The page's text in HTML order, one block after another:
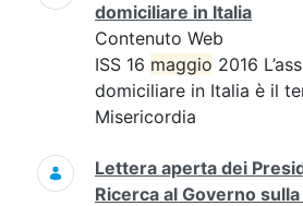
domiciliare in Italia
Contenuto Web
ISS 16 maggio 2016
domiciliare in Italia è il
Misericordia
Lettera aperta dei
Ricerca al Governo